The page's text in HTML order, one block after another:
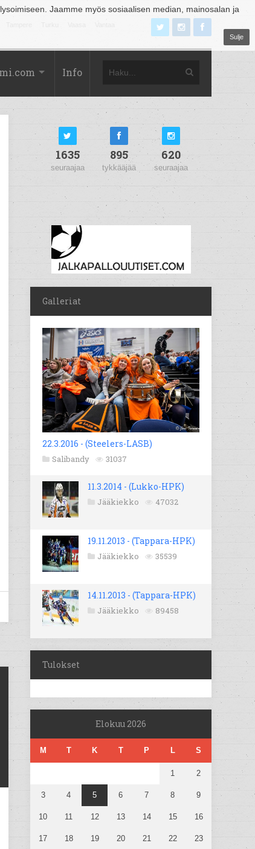
Jaamme myös sosiaalisen median, mainosalan ja
Sulje
Info
1635
seuraajaa
895
tykkääjää
620
seuraajaa
Galleriat
22.3.2016 - (Steelers-LASB)
Salibandy 31037
11.3.2014 - (Lukko-HPK)
Jääkiekko 47032
19.11.2013 - (Tappara-HPK)
Jääkiekko 35539
14.11.2013 - (Tappara-HPK)
Jääkiekko 89458
Tulokset
Elokuu 2026
M T K T P L S
1 2
3 4 5 6 7 8 9
10 11 12 13 14 15 16
17 18 19 20 21 22 23